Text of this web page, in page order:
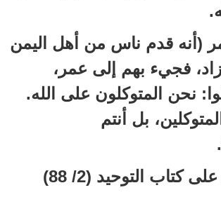
(أنه قدم ناس من أهل اليمن
زاد، فجيء بهم إلى عمر،
نحن المتوكلون على الله.
بل أنتم
كتاب التوحيد (2/ 88)